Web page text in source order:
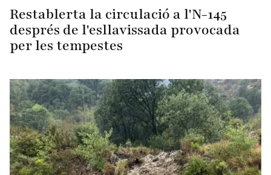
Restablerta la circulació a l'N-145
després de l'esllavissada provocada
per les tempestes